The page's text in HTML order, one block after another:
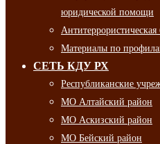
юридической помощи
Антитеррористическая
Материалы по
СЕТЬ КДУ РХ
Республиканские
МО Алтайский район
МО Аскизский район
МО Бейский район